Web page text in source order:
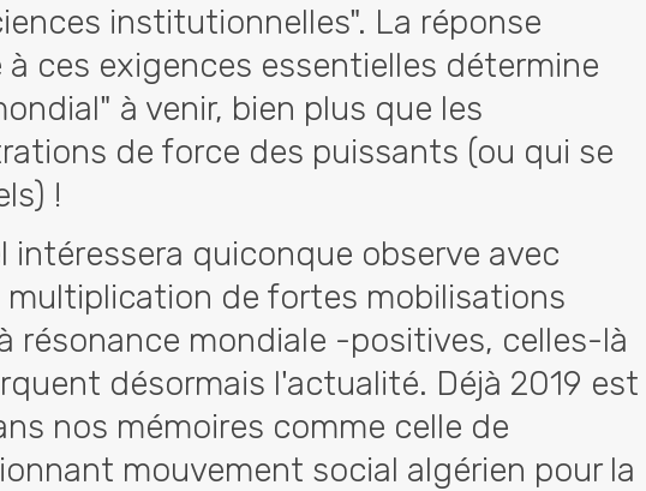
institutionnelles". La réponse
à ces exigences essentielles détermine
à venir, bien plus que les
de force des puissants (ou qui se
!
intéressera quiconque observe avec
multiplication de fortes mobilisations
résonance mondiale -positives, celles-là
désormais l'actualité. Déjà 2019 est
nos mémoires comme celle de
mouvement social algérien pour la